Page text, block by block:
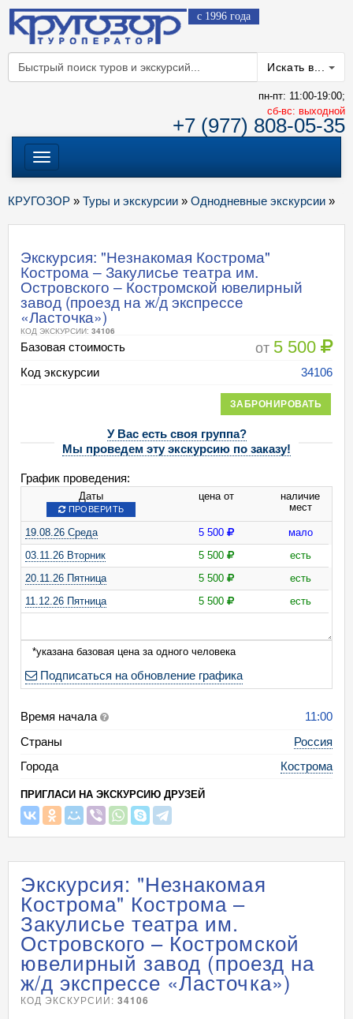
с 1996 года
Искать в...
пн-пт: 11:00-19:00;
cб-вс: выходной
+7 (977) 808-05-35
Меню
КРУГОЗОР » Туры и экскурсии » Однодневные экскурсии »
Экскурсия: "Незнакомая Кострома"
Кострома – Закулисье театра им.
Островского – Костромской ювелирный
завод (проезд на ж/д экспрессе
«Ласточка»)
КОД ЭКСКУРСИИ: 34106
Базовая стоимость от 5 500
Код экскурсии 34106
ЗАБРОНИРОВАТЬ
У Вас есть своя группа?
Мы проведем эту экскурсию по заказу!
График проведения:
Даты
ПРОВЕРИТЬ
цена от
наличие
мест
19.08.26 Среда 5 500
мало
03.11.26 Вторник
5 500
есть
20.11.26 Пятница
5 500
есть
11.12.26 Пятница
5 500 есть
*указана базовая цена за одного человека
Подписаться на обновление графика
Время начала
11:00
Страны
Россия
Города
Кострома
ПРИГЛАСИ НА ЭКСКУРСИЮ ДРУЗЕЙ
Экскурсия: "Незнакомая
Кострома" Кострома –
Закулисье театра им.
Островского – Костромской
ювелирный завод (проезд на
ж/д экспрессе «Ласточка»)
КОД ЭКСКУРСИИ:34106